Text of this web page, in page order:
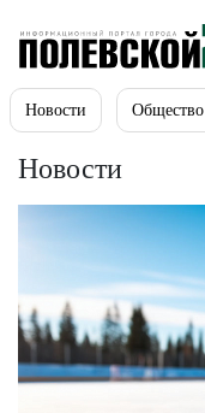
Новости Общество
Новости